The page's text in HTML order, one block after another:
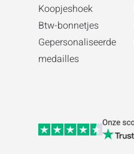
Koopjeshoek
Btw-bonnetjes
Gepersonaliseerde
medailles